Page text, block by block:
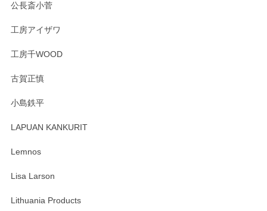
す。 素敵な湯呑みでとても気に入りました。 発送も早く、
たm(_)m
います。無事に届いたようで安心いたしまし
公長斎小菅
工房アイザワ
工房千WOOD
古賀正慎
小島鉄平
LAPUAN KANKURIT
Lemnos
Lisa Larson
Lithuania Products